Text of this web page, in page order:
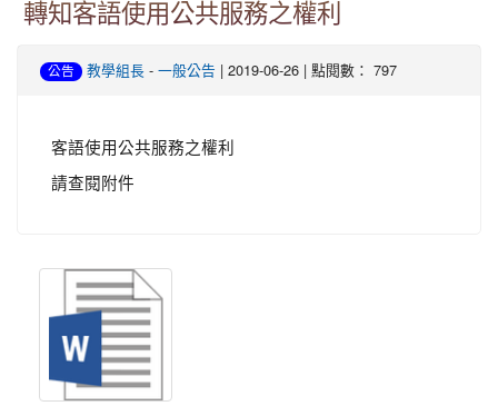
轉知客語使用公共服務之權利
公告 教學組長 - 一般公告 | 2019-06-26 | 點閱數： 797
客語使用公共服務之權利
請查閱附件